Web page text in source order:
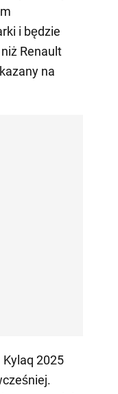
i będzie
Renault
na
2025